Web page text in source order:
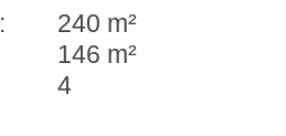
240 m²
146 m²
4